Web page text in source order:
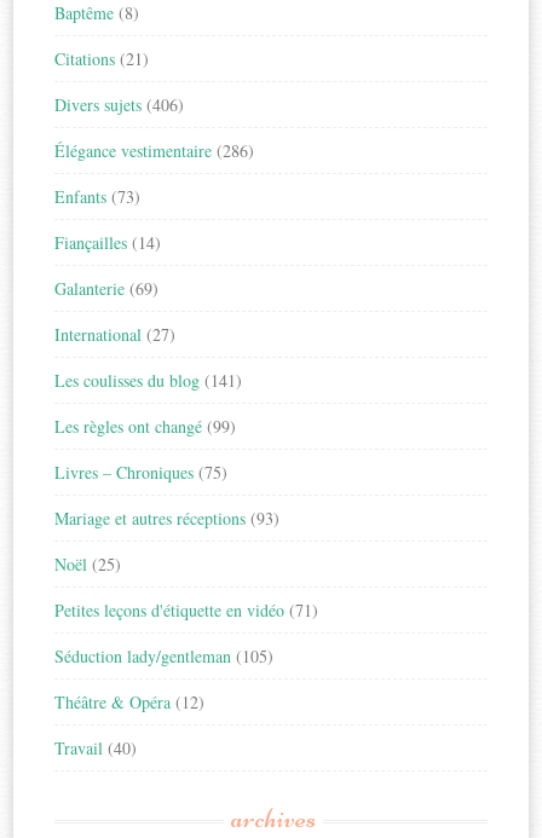
Baptême (8)
Citations (21)
Divers sujets (406)
Élégance vestimentaire (286)
Enfants (73)
Fiançailles (14)
Galanterie (69)
International (27)
Les coulisses du blog (141)
Les règles ont changé (99)
Livres – Chroniques (75)
Mariage et autres réceptions (93)
Noël (25)
Petites leçons d'étiquette en vidéo (71)
Séduction lady/gentleman (105)
Théâtre & Opéra (12)
Travail (40)
archives